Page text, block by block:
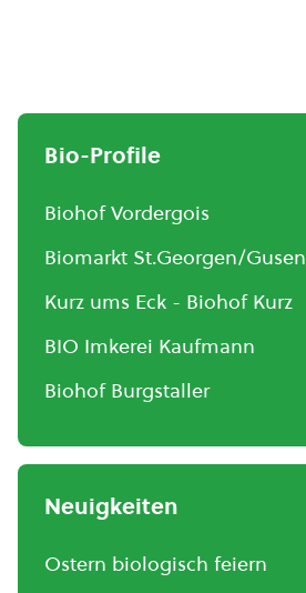
Bio-Profile
Biohof Vordergois
Biomarkt St.Georgen/Gusen
Kurz ums Eck - Biohof Kurz
BIO Imkerei Kaufmann
Biohof Burgstaller
Neuigkeiten
Ostern biologisch feiern